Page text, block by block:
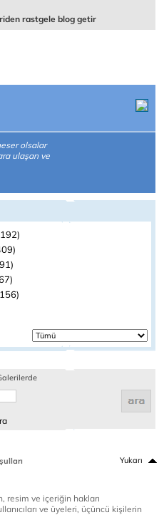
rastgele blog getir
olsalar
ulaşan ve
Yukarı
resim ve içeriğin hakları
ve üyeleri, üçüncü kişilerin